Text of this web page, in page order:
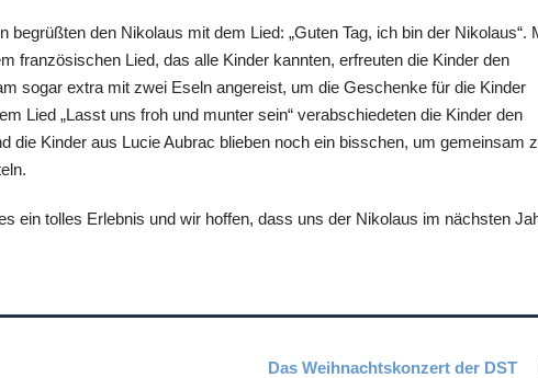
begrüßten den Nikolaus mit dem Lied: „Guten Tag, ich bin der Nikolaus“.
französischen Lied, das alle Kinder kannten, erfreuten die Kinder den
sogar extra mit zwei Eseln angereist, um die Geschenke für die Kinder
Lied „Lasst uns froh und munter sein“ verabschiedeten die Kinder den
die Kinder aus Lucie Aubrac blieben noch ein bisschen, um gemeinsam
ein tolles Erlebnis und wir hoffen, dass uns der Nikolaus im nächsten
Das Weihnachtskonzert der DST